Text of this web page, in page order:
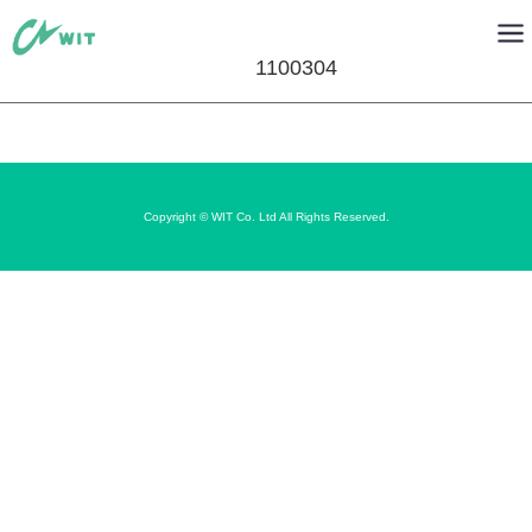
1100304
Copyright © WIT Co. Ltd All Rights Reserved.